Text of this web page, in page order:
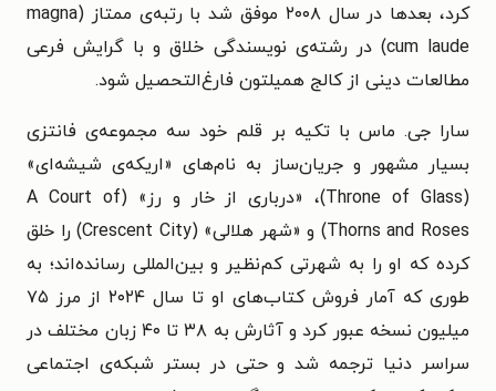
کرد، بعدها در سال ۲۰۰۸ موفق شد با رتبه‌ی ممتاز (magna
cum laude) در رشته‌ی نویسندگی خلاق و با گرایش فرعی
مطالعات دینی از کالج همیلتون فارغ‌التحصیل شود.
سارا جی. ماس با تکیه بر قلم خود سه مجموعه‌ی فانتزی
بسیار مشهور و جریان‌ساز به نام‌های «اریکه‌ی شیشه‌ای»
(Throne of Glass)، «درباری از خار و رز» (A Court of
Thorns and Roses) و «شهر هلالی» (Crescent City) را خلق
کرده که او را به شهرتی کم‌نظیر و بین‌المللی رسانده‌اند؛ به
طوری که آمار فروش کتاب‌های او تا سال ۲۰۲۴ از مرز ۷۵
میلیون نسخه عبور کرد و آثارش به ۳۸ تا ۴۰ زبان مختلف در
سراسر دنیا ترجمه شد و حتی در بستر شبکه‌ی اجتماعی